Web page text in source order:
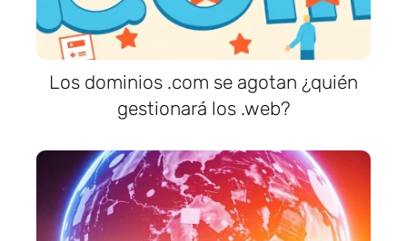
Los dominios .com se agotan ¿quién
gestionará los .web?